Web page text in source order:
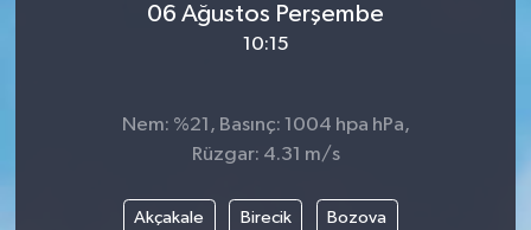
06 Ağustos Perşembe
10:15
Nem: %21, Basınç: 1004 hpa hPa,
Rüzgar: 4.31 m/s
Akçakale Birecik Bozova